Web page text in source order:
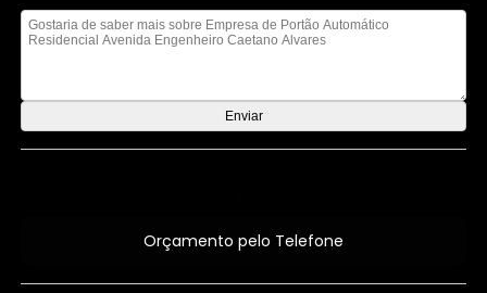
Orçamento pelo Telefone